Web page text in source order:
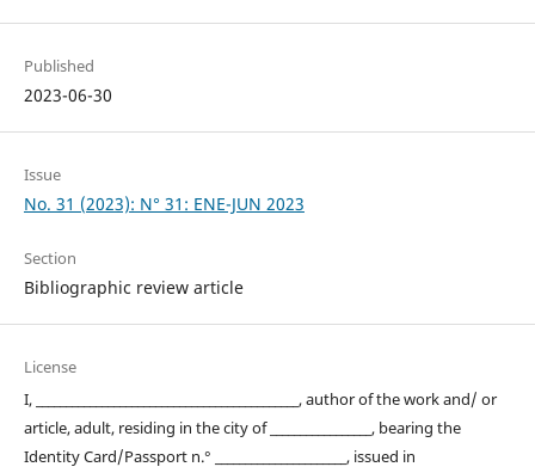
Published
2023-06-30
Issue
No. 31 (2023): N° 31: ENE-JUN 2023
Section
Bibliographic review article
License
I, ____________________________________________, author of the work and/ or
article, adult, residing in the city of _________________, bearing the
Identity Card/Passport n.° ______________________, issued in